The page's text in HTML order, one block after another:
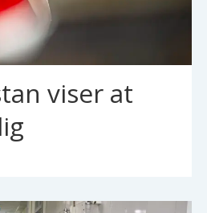
viser at